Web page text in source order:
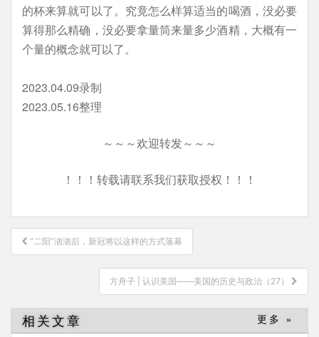
的杯来算就可以了。究竟怎么样算适当的喝酒，没必要
算得那么精确，没必要拿量筒来量多少酒精，大概有一
个量的概念就可以了。
2023.04.09录制
2023.05.16整理
～～～欢迎转发～～～
！！！转载请联系我们获取授权！！！
文
章
“二阳”汹汹后，新冠将以这样的方式落幕
方舟子 | 认识美国——美国的历史与政治（27）
相关文章 更多 »